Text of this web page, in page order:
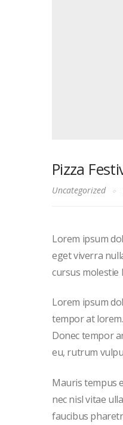
Pizza
Uncategorized
Lorem ipsum
eget viverra
cursus molestie
Lorem ipsum
tempor at
Donec tempor
eu, rutrum
Mauris tempus
nec nisl vitae
faucibus